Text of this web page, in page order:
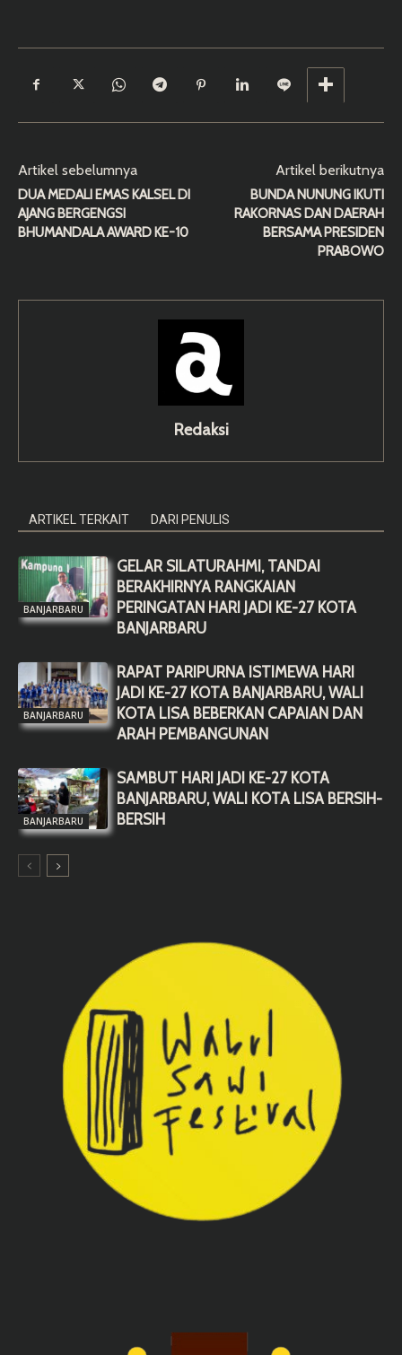
Artikel sebelumnya
DUA MEDALI EMAS KALSEL DI
AJANG BERGENGSI
BHUMANDALA AWARD KE-10
Artikel berikutnya
BUNDA NUNUNG IKUTI
RAKORNAS DAN DAERAH
BERSAMA PRESIDEN
PRABOWO
Redaksi
ARTIKEL TERKAIT DARI PENULIS
BANJARBARU
GELAR SILATURAHMI, TANDAI
BERAKHIRNYA RANGKAIAN
PERINGATAN HARI JADI KE-27 KOTA
BANJARBARU
BANJARBARU
RAPAT PARIPURNA ISTIMEWA HARI
JADI KE-27 KOTA BANJARBARU, WALI
KOTA LISA BEBERKAN CAPAIAN DAN
ARAH PEMBANGUNAN
BANJARBARU
SAMBUT HARI JADI KE-27 KOTA
BANJARBARU, WALI KOTA LISA BERSIH-
BERSIH